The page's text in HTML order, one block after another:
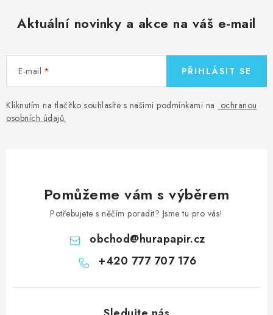
Aktuální novinky a akce na váš e-mail
E-mail
Kliknutím na tlačítko souhlasíte s našimi podmínkami na ochranou
osobních údajů.
PŘIHLÁSIT SE
Pomůžeme vám s výběrem
Potřebujete s něčím poradit? Jsme tu pro vás!
obchod@hurapapir.cz
+420 777 707 176